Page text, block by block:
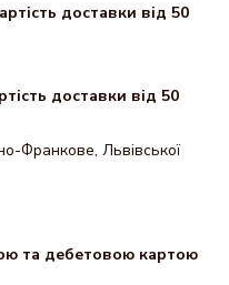
доставки від 50
доставки від 50
Франкове, Львівської
та дебетовою картою